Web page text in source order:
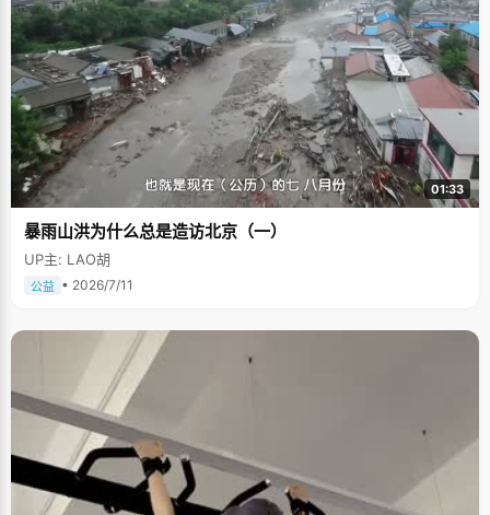
01:33
暴雨山洪为什么总是造访北京（一）
UP主: LAO胡
公益 • 2026/7/11